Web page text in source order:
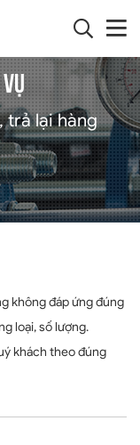
trả lại hàng
không đáp ứng đúng
loại, số lượng.
khách theo đúng